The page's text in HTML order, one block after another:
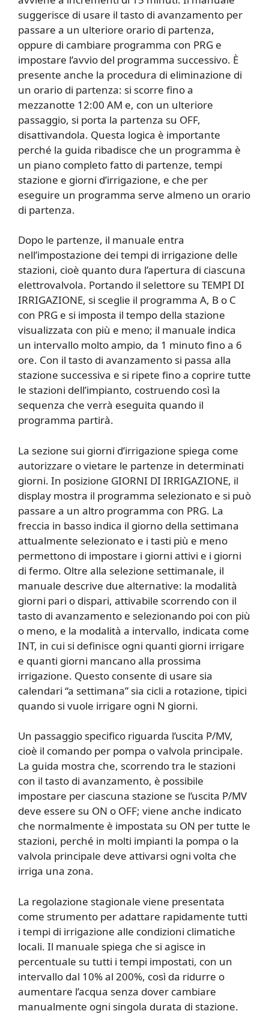
suggerisce di usare il tasto di avanzamento per
passare a un ulteriore orario di partenza,
oppure di cambiare programma con PRG e
impostare l’avvio del programma successivo. È
presente anche la procedura di eliminazione di
un orario di partenza: si scorre fino a
mezzanotte 12:00 AM e, con un ulteriore
passaggio, si porta la partenza su OFF,
disattivandola. Questa logica è importante
perché la guida ribadisce che un programma è
un piano completo fatto di partenze, tempi
stazione e giorni d’irrigazione, e che per
eseguire un programma serve almeno un orario
di partenza.
Dopo le partenze, il manuale entra
nell’impostazione dei tempi di irrigazione delle
stazioni, cioè quanto dura l’apertura di ciascuna
elettrovalvola. Portando il selettore su TEMPI DI
IRRIGAZIONE, si sceglie il programma A, B o C
con PRG e si imposta il tempo della stazione
visualizzata con più e meno; il manuale indica
un intervallo molto ampio, da 1 minuto fino a 6
ore. Con il tasto di avanzamento si passa alla
stazione successiva e si ripete fino a coprire tutte
le stazioni dell’impianto, costruendo così la
sequenza che verrà eseguita quando il
programma partirà.
La sezione sui giorni d’irrigazione spiega come
autorizzare o vietare le partenze in determinati
giorni. In posizione GIORNI DI IRRIGAZIONE, il
display mostra il programma selezionato e si può
passare a un altro programma con PRG. La
freccia in basso indica il giorno della settimana
attualmente selezionato e i tasti più e meno
permettono di impostare i giorni attivi e i giorni
di fermo. Oltre alla selezione settimanale, il
manuale descrive due alternative: la modalità
giorni pari o dispari, attivabile scorrendo con il
tasto di avanzamento e selezionando poi con più
o meno, e la modalità a intervallo, indicata come
INT, in cui si definisce ogni quanti giorni irrigare
e quanti giorni mancano alla prossima
irrigazione. Questo consente di usare sia
calendari “a settimana” sia cicli a rotazione, tipici
quando si vuole irrigare ogni N giorni.
Un passaggio specifico riguarda l’uscita P/MV,
cioè il comando per pompa o valvola principale.
La guida mostra che, scorrendo tra le stazioni
con il tasto di avanzamento, è possibile
impostare per ciascuna stazione se l’uscita P/MV
deve essere su ON o OFF; viene anche indicato
che normalmente è impostata su ON per tutte le
stazioni, perché in molti impianti la pompa o la
valvola principale deve attivarsi ogni volta che
irriga una zona.
La regolazione stagionale viene presentata
come strumento per adattare rapidamente tutti
i tempi di irrigazione alle condizioni climatiche
locali. Il manuale spiega che si agisce in
percentuale su tutti i tempi impostati, con un
intervallo dal 10% al 200%, così da ridurre o
aumentare l’acqua senza dover cambiare
manualmente ogni singola durata di stazione.